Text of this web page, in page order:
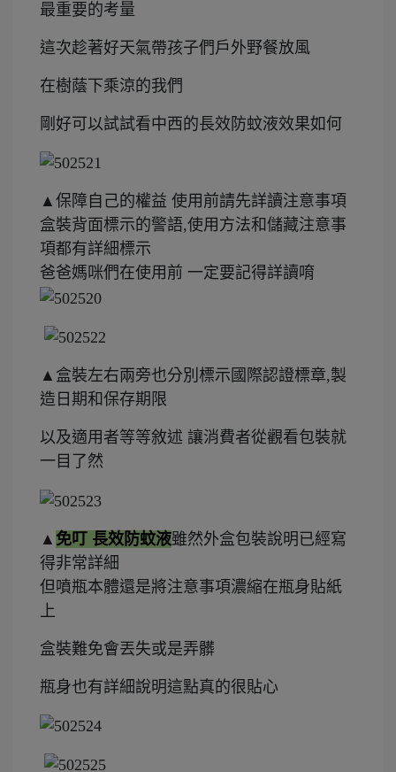
最重要的考量
這次趁著好天氣帶孩子們戶外野餐放風
在樹蔭下乘涼的我們
剛好可以試試看中西的長效防蚊液效果如何
▲保障自己的權益 使用前請先詳讀注意事項
盒裝背面標示的警語,使用方法和儲藏注意事
項都有詳細標示
爸爸媽咪們在使用前 一定要記得詳讀唷
▲盒裝左右兩旁也分別標示國際認證標章,製
造日期和保存期限
以及適用者等等敘述 讓消費者從觀看包裝就
一目了然
▲ 免叮 長效防蚊液雖然外盒包裝說明已經寫
得非常詳細
但噴瓶本體還是將注意事項濃縮在瓶身貼紙
上
盒裝難免會丟失或是弄髒
瓶身也有詳細說明這點真的很貼心